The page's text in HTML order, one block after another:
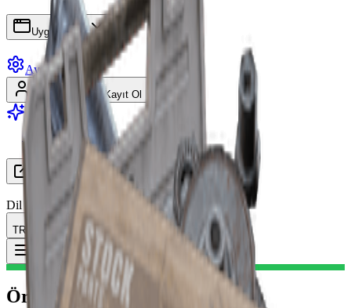
Uygulamalar
Ayarlar
Giriş Yap Kayıt Ol
Premium'a Geç
Grup Arayışı
Kaynaklar
Dil
TR Türkçe
Toggle Menu Örs IV
Örs IV